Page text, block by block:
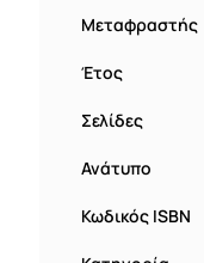
Μεταφραστής
Έτος
Σελίδες
Ανάτυπο
Κωδικός ISBN